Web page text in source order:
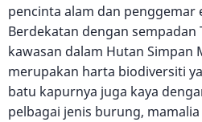
pencinta alam dan penggemar
Berdekatan dengan sempadan
kawasan dalam Hutan Simpan
merupakan harta biodiversiti
batu kapurnya juga kaya
pelbagai jenis burung,